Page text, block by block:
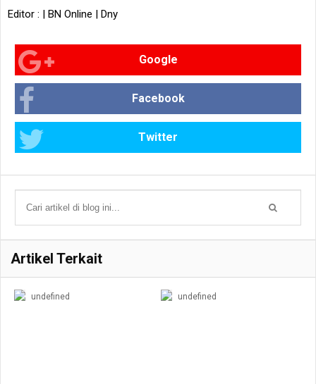
Editor : | BN Online | Dny
Google
Facebook
Twitter
Artikel Terkait
undefined undefined